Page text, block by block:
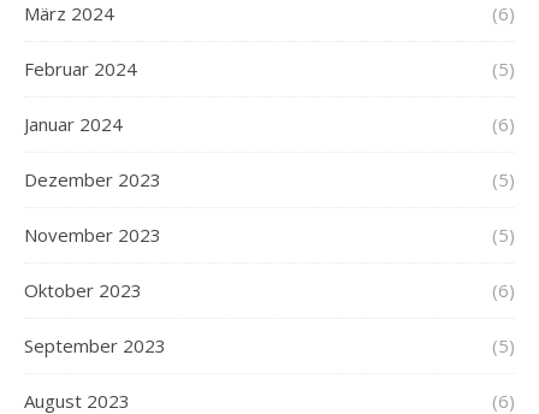
März 2024 (6)
Februar 2024 (5)
Januar 2024 (6)
Dezember 2023 (5)
November 2023 (5)
Oktober 2023 (6)
September 2023 (5)
August 2023 (6)